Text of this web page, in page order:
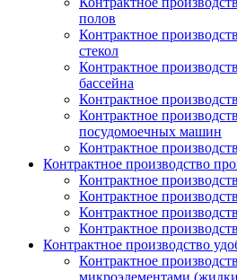
полов
Контрактное
стекол
Контрактное
бассейна
Контрактное
Контрактное
посудомоечных машин
Контрактное
Контрактное производство
Контрактное
Контрактное
Контрактное
Контрактное
Контрактное производство
Контрактное
микроэлементами